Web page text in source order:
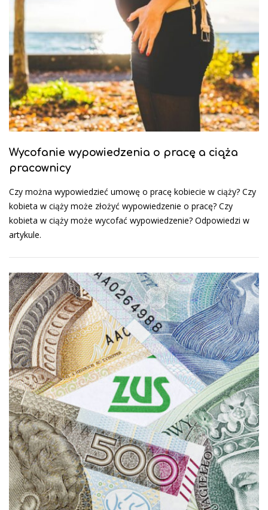
Wycofanie wypowiedzenia o pracę a ciąża
pracownicy
Czy można wypowiedzieć umowę o pracę kobiecie w ciąży? Czy
kobieta w ciąży może złożyć wypowiedzenie o pracę? Czy
kobieta w ciąży może wycofać wypowiedzenie? Odpowiedzi w
artykule.